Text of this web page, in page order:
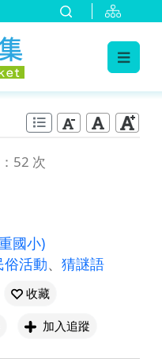
52 次
國小)
俗活動、 猜謎語
收藏
加入追蹤